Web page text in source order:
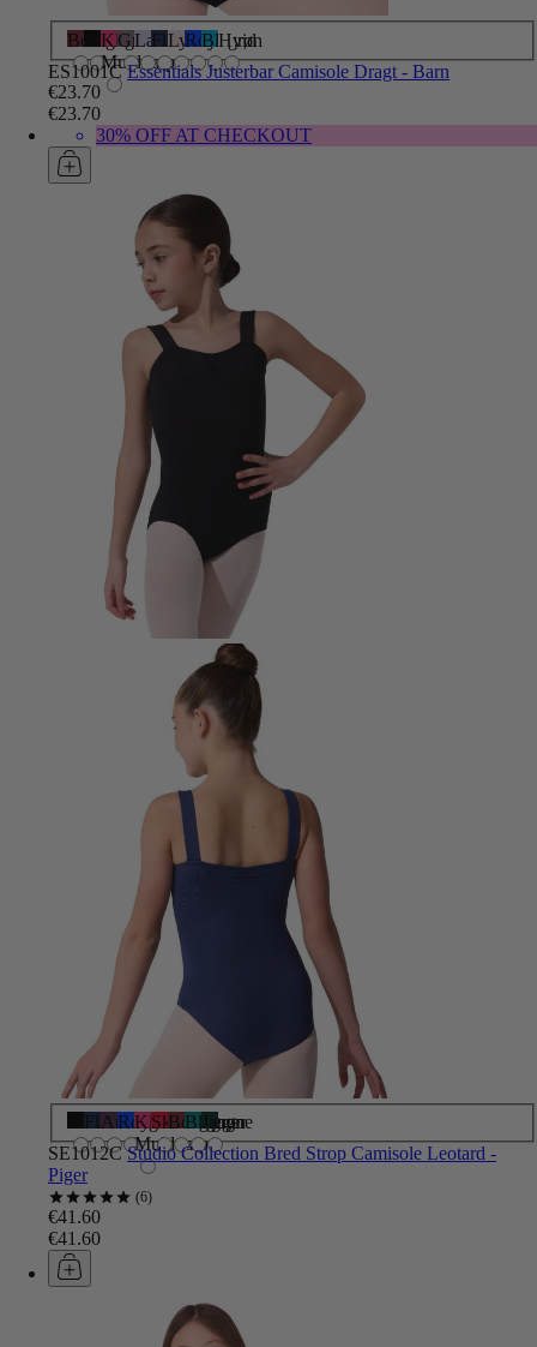
Bourgogne
SortKlar
Muldvarp
GråLavendel
Flådeblå
Lyserød
Royal
Blågrøn
Hvid
ES1001C Essentials Justerbar Camisole Dragt - Barn
€23.70
€23.70
30% OFF AT CHECKOUT
SortFlådeblå
Aubergine
Royal
Klar
Muldvarp
Skarlagen
Bourgogne
Blågrøn
Jæger
SE1012C Studio Collection Bred Strop Camisole Leotard -
Piger
6
€41.60
€41.60